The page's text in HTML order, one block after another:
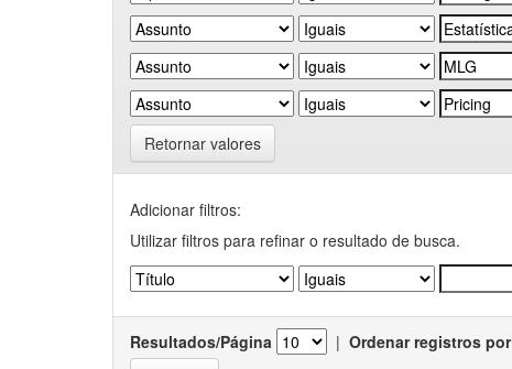
Retornar valores
Adicionar filtros:
Utilizar filtros para refinar o resultado de busca.
Resultados/Página | Ordenar registros por